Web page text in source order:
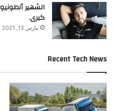
الشهير
كبرى.
مارس 13, 2021
Recent Tech News